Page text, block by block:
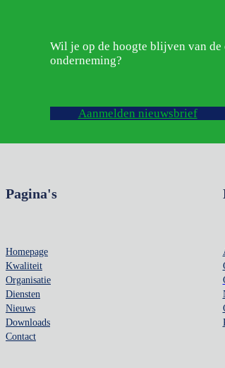
Wil je op de hoogte blijven van
onderneming?
Aanmelden nieuwsbrief
Pagina's
Homepage
Kwaliteit
Organisatie
Diensten
Nieuws
Downloads
Contact